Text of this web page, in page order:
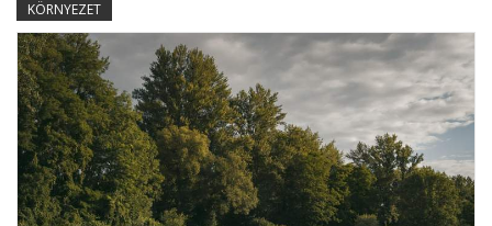
KÖRNYEZET